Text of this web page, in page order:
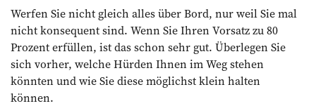
Werfen Sie nicht gleich alles über Bord, nur weil Sie mal
nicht konsequent sind. Wenn Sie Ihren Vorsatz zu 80
Prozent erfüllen, ist das schon sehr gut. Überlegen Sie
sich vorher, welche Hürden Ihnen im Weg stehen
könnten und wie Sie diese möglichst klein halten
können.